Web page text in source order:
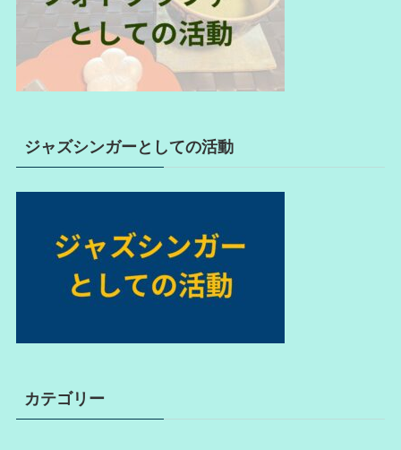
ジャズシンガーとしての活動
カテゴリー